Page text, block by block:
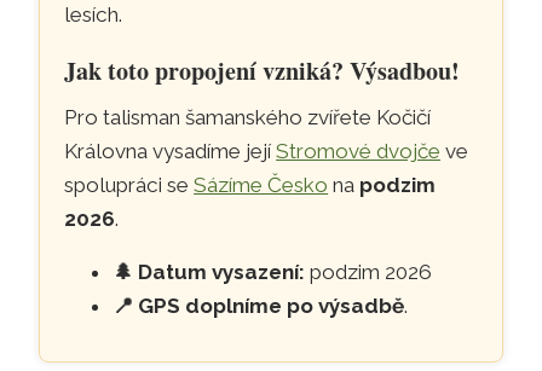
lesích.
Jak toto propojení vzniká? Výsadbou!
Pro talisman šamanského zvířete Kočičí
Královna vysadíme jejíStromové dvojče ve
spolupráci seSázíme Česko na podzim
2026.
🌲 Datum vysazení:podzim 2026
📍 GPS doplníme po výsadbě.